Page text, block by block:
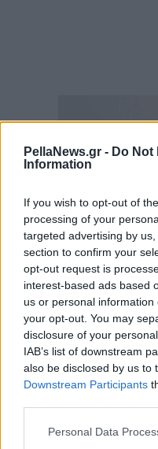
PellaNews.gr - Do Not
Information
If you wish to opt-out of
processing of your
targeted advertising by
section to confirm your
opt-out request is
interest-based ads based
us or personal
your opt-out. You may
disclosure of your
IAB’s list of downstream
also be disclosed by us to
Downstream Participants
Personal Data